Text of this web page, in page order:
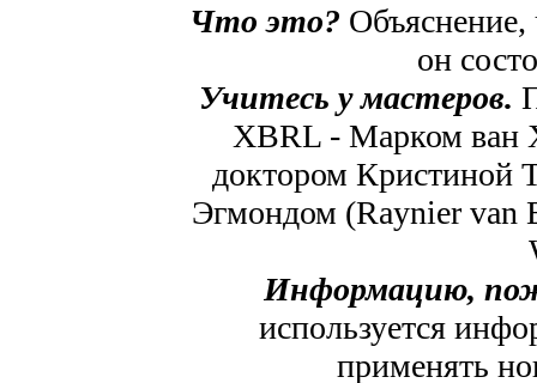
Что это? Объяснение,
он
Учитесь у мастеров.
XBRL - Марком ван
доктором Кристиной
Эгмондом (Raynier van
Информацию,
используется
применять